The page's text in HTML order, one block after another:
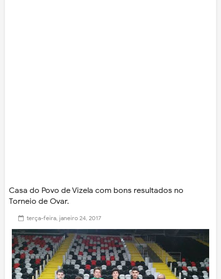
Casa do Povo de Vizela com bons resultados no
Torneio de Ovar.
terça-feira, janeiro 24, 2017